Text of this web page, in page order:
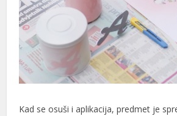
Kad se osuši i aplikacija, predmet je